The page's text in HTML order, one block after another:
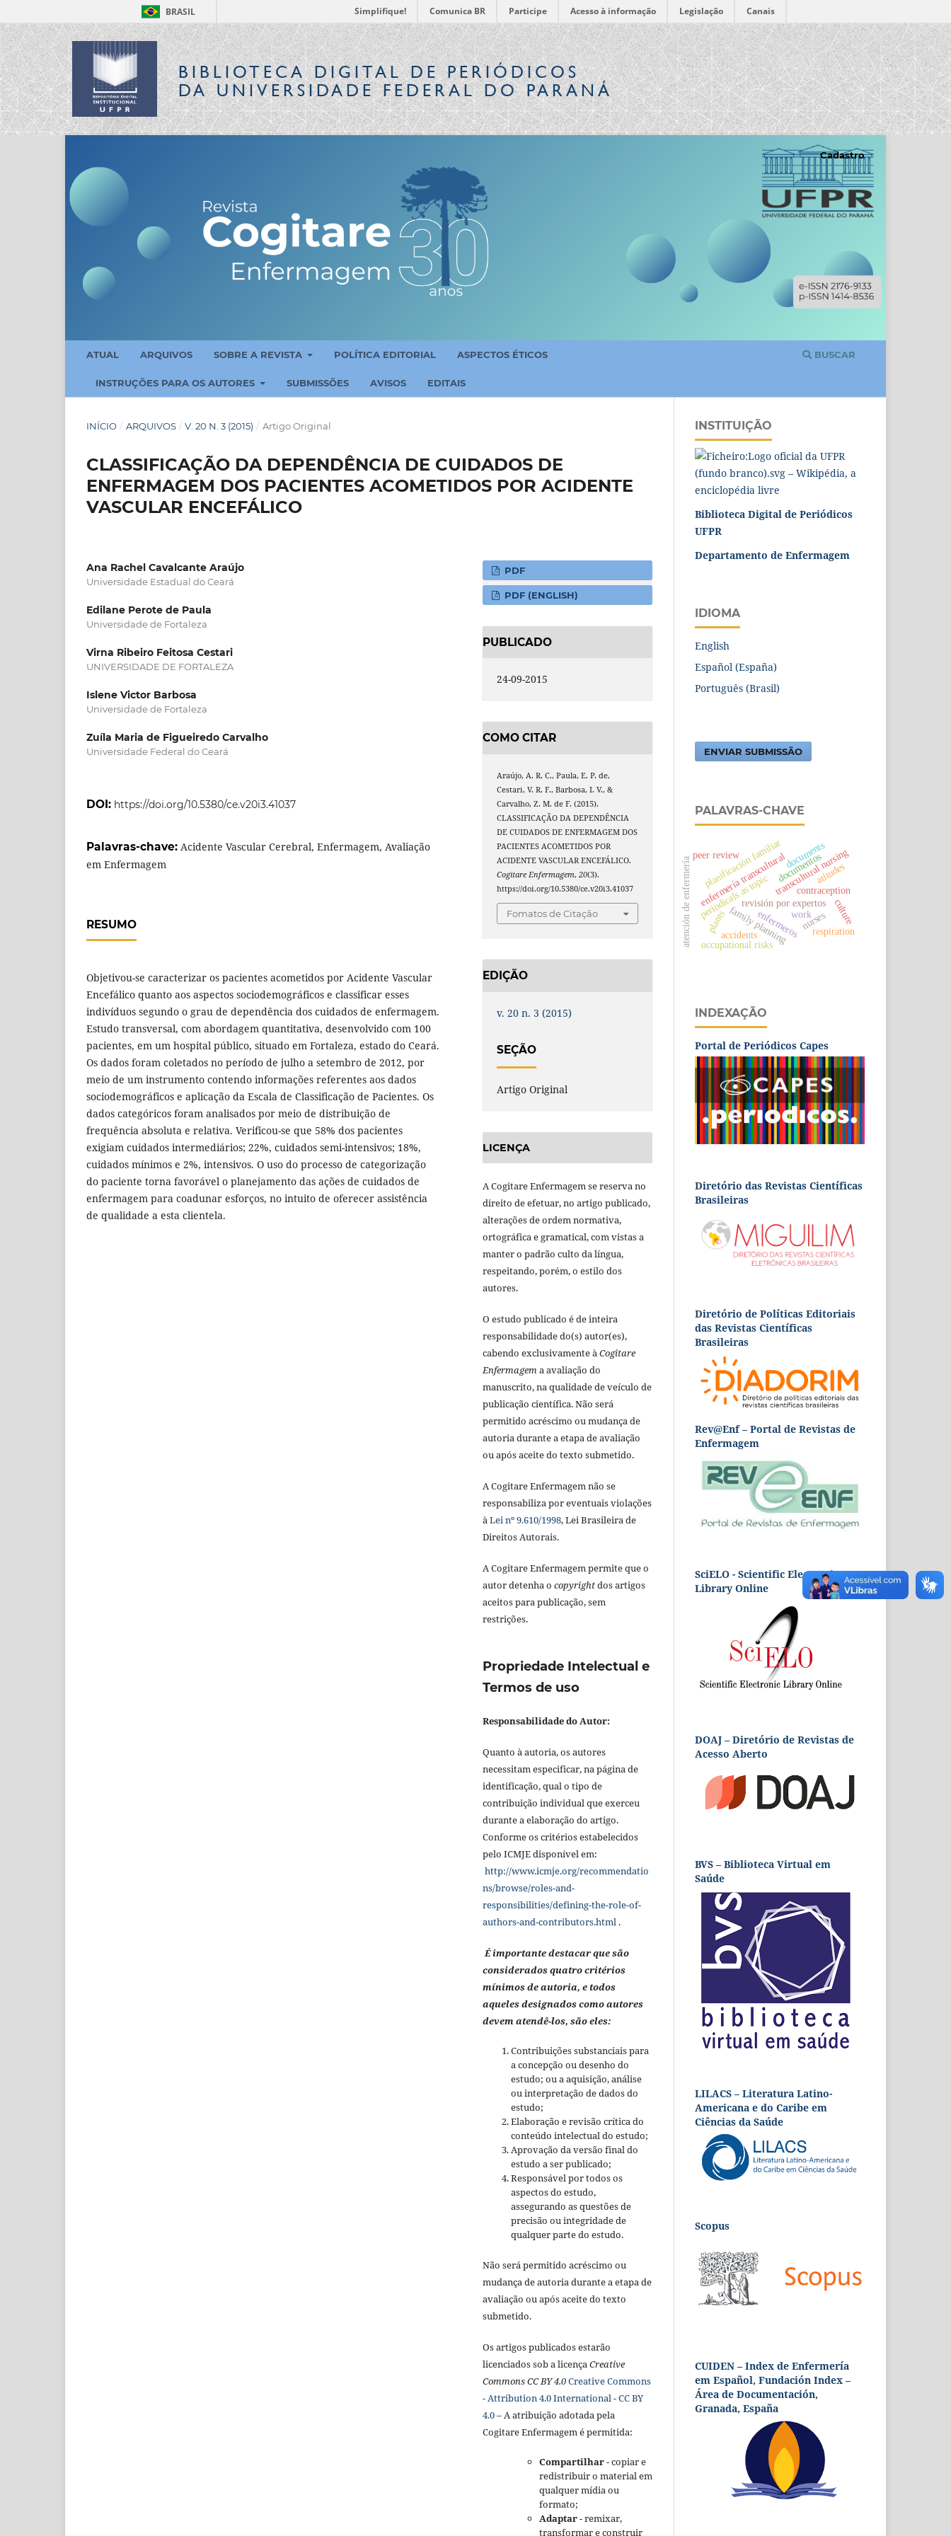
BRASIL Simplifique! Comunica BR Participe Acesso à informação Legislação Canais
BIBLIOTECA DIGITALDE PERIÓDICOS
DA UNIVERSIDADE FEDERAL DO PARANÁ
ATUAL ARQUIVOS SOBRE A REVISTA POLÍTICA EDITORIAL ASPECTOS ÉTICOS
INSTRUÇÕES PARA OS AUTORES SUBMISSÕES AVISOS EDITAIS
BUSCAR
Cadastro
INÍCIO / ARQUIVOS / V. 20 N. 3 (2015) / Artigo Original
CLASSIFICAÇÃO DA DEPENDÊNCIA DE CUIDADOS DE
ENFERMAGEM DOS PACIENTES ACOMETIDOS POR ACIDENTE
VASCULAR ENCEFÁLICO
Ana Rachel Cavalcante Araújo
Universidade Estadual do Ceará
Edilane Perote de Paula
Universidade de Fortaleza
Virna Ribeiro Feitosa Cestari
UNIVERSIDADE DE FORTALEZA
Islene Victor Barbosa
Universidade de Fortaleza
Zuíla Maria de Figueiredo Carvalho
Universidade Federal do Ceará
DOI: https://doi.org/10.5380/ce.v20i3.41037
Palavras-chave: Acidente Vascular Cerebral, Enfermagem, Avaliação
em Enfermagem
RESUMO
Objetivou-se caracterizar os pacientes acometidos por Acidente Vascular
Encefálico quanto aos aspectos sociodemográficos e classificar esses
indivíduos segundo o grau de dependência dos cuidados de enfermagem.
Estudo transversal, com abordagem quantitativa, desenvolvido com 100
pacientes, em um hospital público, situado em Fortaleza, estado do Ceará.
Os dados foram coletados no período de julho a setembro de 2012, por
meio de um instrumento contendo informações referentes aos dados
sociodemográficos e aplicação da Escala de Classificação de Pacientes. Os
dados categóricos foram analisados por meio de distribuição de
frequência absoluta e relativa. Verificou-se que 58% dos pacientes
exigiam cuidados intermediários; 22%, cuidados semi-intensivos; 18%,
cuidados mínimos e 2%, intensivos. O uso do processo de categorização
do paciente torna favorável o planejamento das ações de cuidados de
enfermagem para coadunar esforços, no intuito de oferecer assistência
de qualidade a esta clientela.
PDF
PDF (ENGLISH)
PUBLICADO
24-09-2015
COMO CITAR
Araújo, A. R. C., Paula, E. P. de,
Cestari, V. R. F., Barbosa, I. V., &
Carvalho, Z. M. de F. (2015).
CLASSIFICAÇÃO DA DEPENDÊNCIA
DE CUIDADOS DE ENFERMAGEM DOS
PACIENTES ACOMETIDOS POR
ACIDENTE VASCULAR ENCEFÁLICO.
Cogitare Enfermagem,20(3).
https://doi.org/10.5380/ce.v20i3.41037
Fomatos de Citação
EDIÇÃO
v. 20 n. 3 (2015)
SEÇÃO
Artigo Original
LICENÇA
A Cogitare Enfermagem se reserva no
direito de efetuar, no artigo publicado,
alterações de ordem normativa,
ortográfica e gramatical, com vistas a
manter o padrão culto da língua,
respeitando, porém, o estilo dos
autores.
O estudo publicado é de inteira
responsabilidade do(s) autor(es),
cabendo exclusivamente àCogitare
Enfermagema avaliação do
manuscrito, na qualidade de veículo de
publicação científica. Não será
permitido acréscimo ou mudança de
autoria durante a etapa de avaliação
ou após aceite do texto submetido.
A Cogitare Enfermagem não se
responsabiliza por eventuais violações
àLei nº 9.610/1998, Lei Brasileira de
Direitos Autorais.
A Cogitare Enfermagem permite que o
autor detenha o copyrightdos artigos
aceitos para publicação, sem
restrições.
Propriedade Intelectual e
Termos de uso
Responsabilidade do Autor:
Quanto à autoria, os autores
necessitam especificar, na página de
identificação, qual o tipo de
contribuição individual que exerceu
durante a elaboração do artigo.
Conforme os critérios estabelecidos
pelo ICMJE disponível em:
http://www.icmje.org/recommendatio
ns/browse/roles-and-
responsibilities/defining-the-role-of-
authors-and-contributors.html .
É importante destacar que são
considerados quatro critérios
mínimos de autoria, e todos
aqueles designados como autores
devem atendê-los, são eles:
Contribuições substanciais para
a concepção ou desenho do
estudo; ou a aquisição, análise
ou interpretação de dados do
estudo;
Elaboração e revisão crítica do
conteúdo intelectual do estudo;
Aprovação da versão final do
estudo a ser publicado;
Responsável por todos os
aspectos do estudo,
assegurando as questões de
precisão ou integridade de
qualquer parte do estudo.
Não será permitido acréscimo ou
mudança de autoria durante a etapa de
avaliação ou após aceite do texto
submetido.
Os artigos publicados estarão
licenciados sob a licença Creative
Commons CC BY 4.0Creative Commons
- Attribution 4.0 International - CC BY
4.0– A atribuição adotada pela
Cogitare Enfermagem é permitida:
Compartilhar- copiar e
redistribuir o material em
qualquer mídia ou
formato;
Adaptar- remixar,
transformar e construir
INSTITUIÇÃO
Biblioteca Digital de Periódicos
UFPR
Departamento de Enfermagem
IDIOMA
English
Español (España)
Português (Brasil)
ENVIAR SUBMISSÃO
PALAVRAS-CHAVE
documentos
periodicals as topicrevisión por expertos
transcultural nursing
enfermería transcultural
atención de enfermería family planning
contraception
planificación familiar
peer review documents
nurses
enfermeros
accidents
occupational risks
respiration
atitudes
culture
plants work
INDEXAÇÃO
Portal de Periódicos Capes
Diretório das Revistas Científicas
Brasileiras
Diretório de Políticas Editoriais
das Revistas Científicas
Brasileiras
Rev@Enf – Portal de Revistas de
Enfermagem
SciELO - Scientific Electronic
Library Online
DOAJ – Diretório de Revistas de
Acesso Aberto
BVS – Biblioteca Virtual em
Saúde
LILACS – Literatura Latino-
Americana e do Caribe em
Ciências da Saúde
Scopus
CUIDEN – Index de Enfermería
em Español, Fundación Index –
Área de Documentación,
Granada, España